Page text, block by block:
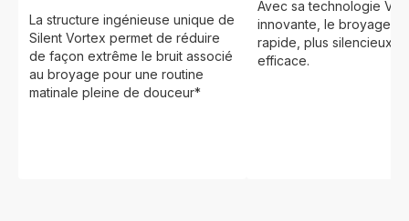
La structure ingénieuse unique de
Silent Vortex permet de réduire
de façon extrême le bruit associé
au broyage pour une routine
matinale pleine de douceur*
Avec sa technologie
innovante, le broyage
rapide, plus silencieux
efficace.